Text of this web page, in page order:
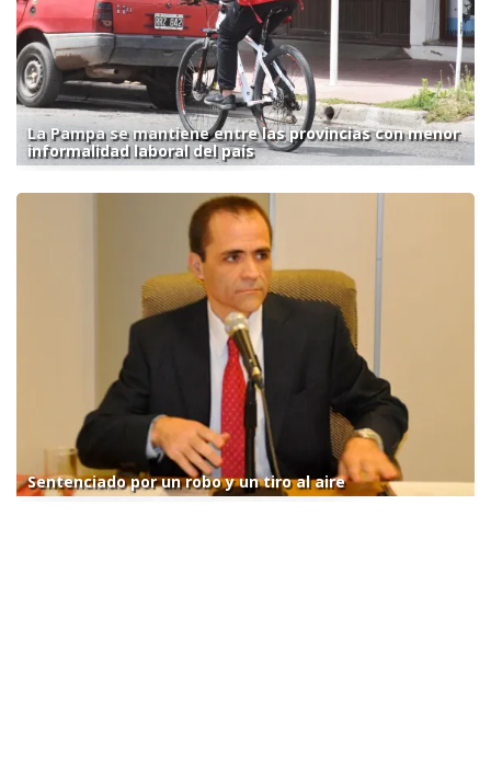
La Pampa se mantiene entre las provincias con menor
informalidad laboral del país
Sentenciado por un robo y un tiro al aire